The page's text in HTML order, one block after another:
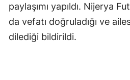
paylaşımı yapıldı. Nijerya
da vefatı doğruladığı ve
dilediği bildirildi.